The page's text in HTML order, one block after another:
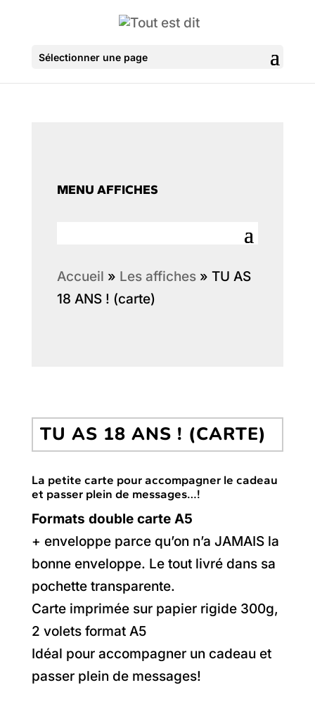
Sélectionner une page
MENU AFFICHES
Accueil » Les affiches» TU AS
18 ANS ! (carte)
TU AS 18 ANS ! (CARTE)
La petite carte pour accompagner le cadeau
et passer plein de messages…!
Formats double carte A5
+ enveloppe parce qu’on n’a JAMAIS la
bonne enveloppe. Le tout livré dans sa
pochette transparente.
Carte imprimée sur papier rigide 300g,
2 volets format A5
Idéal pour accompagner un cadeau et
passer plein de messages!